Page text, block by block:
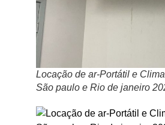
Locação de ar-Portátil e
São paulo e Rio de janeiro